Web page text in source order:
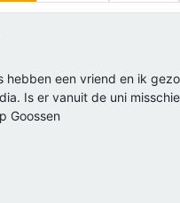
hebben een vriend en ik
Is er vanuit de uni
Goossen